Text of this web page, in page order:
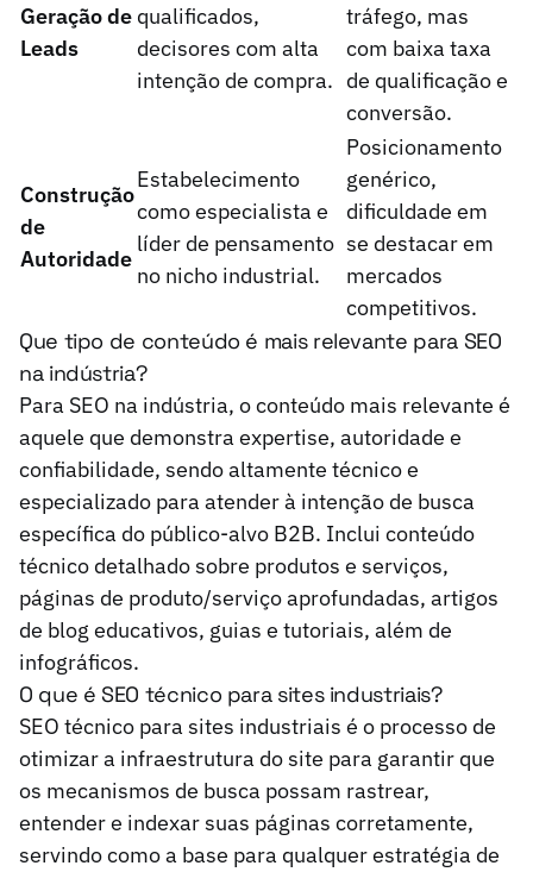
Geração de
Leads
qualificados,
decisores com alta
intenção de compra.
tráfego, mas
com baixa taxa
de qualificação e
conversão.
Construção
de
Autoridade
Estabelecimento
como especialista e
líder de pensamento
no nicho industrial.
Posicionamento
genérico,
dificuldade em
se destacar em
mercados
competitivos.
Que tipo de conteúdo é mais relevante para SEO
na indústria?
Para SEO na indústria, o conteúdo mais relevante é
aquele que demonstra expertise, autoridade e
confiabilidade, sendo altamente técnico e
especializado para atender à intenção de busca
específica do público-alvo B2B. Inclui conteúdo
técnico detalhado sobre produtos e serviços,
páginas de produto/serviço aprofundadas, artigos
de blog educativos, guias e tutoriais, além de
infográficos.
O que é SEO técnico para sites industriais?
SEO técnico para sites industriais é o processo de
otimizar a infraestrutura do site para garantir que
os mecanismos de busca possam rastrear,
entender e indexar suas páginas corretamente,
servindo como a base para qualquer estratégia de